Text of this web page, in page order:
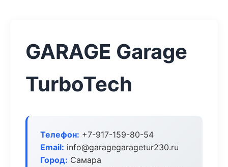
GARAGE Garage
TurboTech
Телефон: +7-917-159-80-54
Email: info@garagegaragetur230.ru
Город: Самара